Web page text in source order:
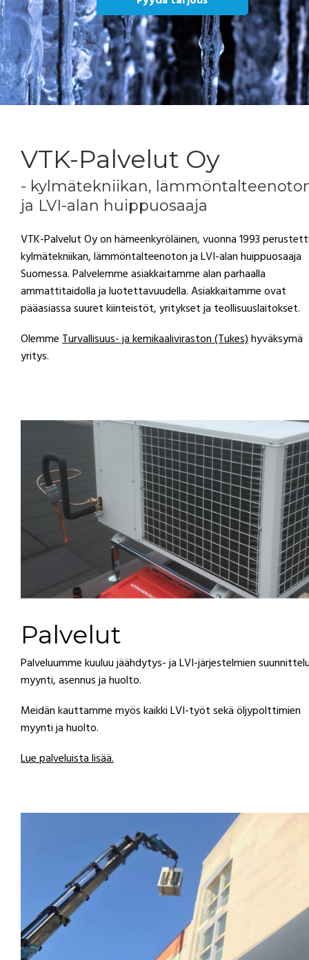
VTK-Palvelut Oy
- kylmätekniikan,
ja LVI-alan huippuosaaja
VTK-Palvelut Oy on hämeenkyröläinen, vuonna 1993
kylmätekniikan, lämmöntalteenoton ja LVI-alan huippuosaaja
Suomessa. Palvelemme asiakkaitamme alan parhaalla
ammattitaidolla ja luotettavuudella. Asiakkaitamme ovat
pääasiassa suuret kiinteistöt, yritykset ja teollisuuslaitokset.
OlemmeTurvallisuus- ja kemikaaliviraston (Tukes)hyväksymä
yritys.
Palvelut
Palveluumme kuuluu jäähdytys- ja LVI-järjestelmien
myynti, asennus ja huolto.
Meidän kauttamme myös kaikki LVI-työt sekä öljypolttimien
myynti ja huolto.
Lue palveluista lisää.